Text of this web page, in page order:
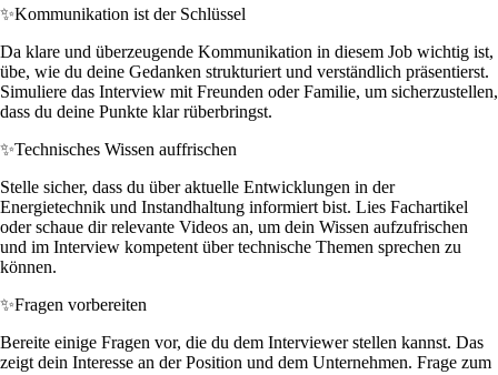
✨Kommunikation ist der Schlüssel
Da klare und überzeugende Kommunikation in diesem Job wichtig ist,
übe, wie du deine Gedanken strukturiert und verständlich präsentierst.
Simuliere das Interview mit Freunden oder Familie, um sicherzustellen,
dass du deine Punkte klar rüberbringst.
✨Technisches Wissen auffrischen
Stelle sicher, dass du über aktuelle Entwicklungen in der
Energietechnik und Instandhaltung informiert bist. Lies Fachartikel
oder schaue dir relevante Videos an, um dein Wissen aufzufrischen
und im Interview kompetent über technische Themen sprechen zu
können.
✨Fragen vorbereiten
Bereite einige Fragen vor, die du dem Interviewer stellen kannst. Das
zeigt dein Interesse an der Position und dem Unternehmen. Frage zum